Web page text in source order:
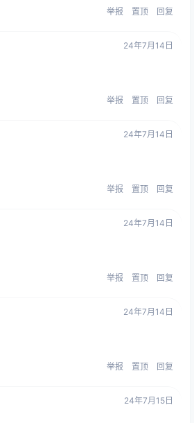
举报 置顶 回复
24年7月14日
举报 置顶 回复
24年7月14日
举报 置顶 回复
24年7月14日
举报 置顶 回复
24年7月14日
举报 置顶 回复
24年7月15日